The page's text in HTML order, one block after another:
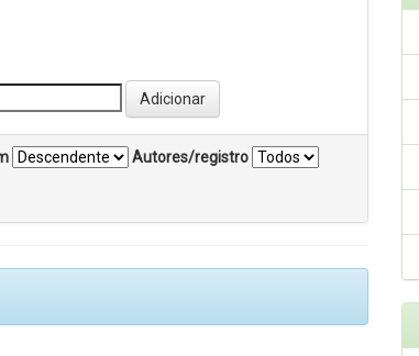
Autores/registro